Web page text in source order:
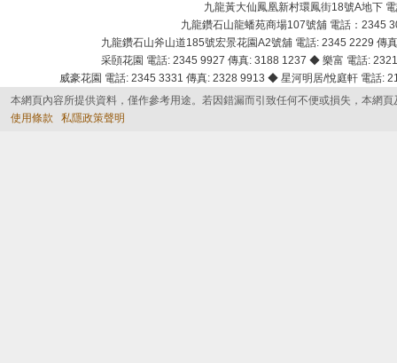
九龍黃大仙鳳凰新村環鳳街18號A地下
九龍鑽石山龍蟠苑商場107號舖 電話：2345
九龍鑽石山斧山道185號宏景花園A2號舖 電話: 2345 2229
采頣花園 電話: 2345 9927 傳真: 3188 1237 ◆ 樂富 電話:
威豪花園 電話: 2345 3331 傳真: 2328 9913 ◆ 星河明居/悅庭軒 電話
本網頁內容所提供資料，僅作參考用途。若因錯漏而引致任何不便或損失，本網
使用條款
私隱政策聲明